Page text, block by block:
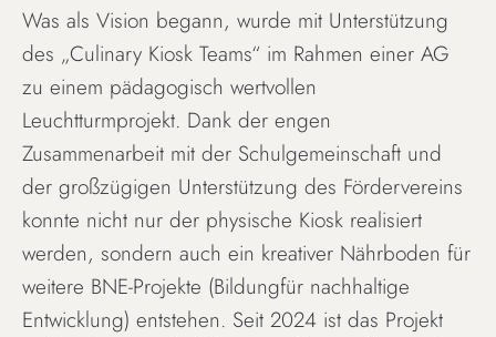
Was als Vision begann, wurde mit Unterstützung
des „Culinary Kiosk Teams“ im Rahmen einer AG
zu einem pädagogisch wertvollen
Leuchtturmprojekt. Dank der engen
Zusammenarbeit mit der Schulgemeinschaft und
der großzügigen Unterstützung des Fördervereins
konnte nicht nur der physische Kiosk realisiert
werden, sondern auch ein kreativer Nährboden für
weitere BNE-Projekte (Bildungfür nachhaltige
Entwicklung) entstehen. Seit 2024 ist das Projekt